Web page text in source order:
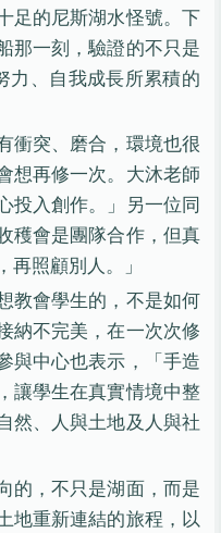
足的尼斯湖水怪號。下
那一刻，驗證的不只是
力、自我成長所累積的
衝突、磨合，環境也很
想再修一次。大沐老師
投入創作。」另一位同
穫會是團隊合作，但真
照顧別人。」
教會學生的，不是如何
納不完美，在一次次修
與中心也表示，「手造
讓學生在真實情境中整
然、人與土地及人與社
的，不只是湖面，而是
地重新連結的旅程，以